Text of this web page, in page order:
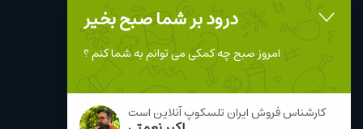
درود بر شما صبح بخیر
امروز صبح چه کمکی می توانم به شما کنم ؟
کارشناس فروش ایران تلسکوپ آنلاین است
چای و قهوه محمود
نمایندگی چینت الکتریک chint